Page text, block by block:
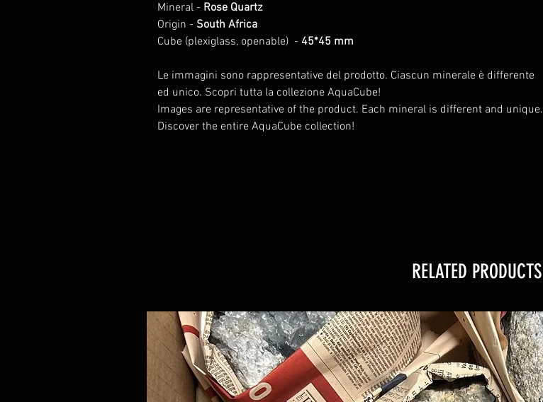
Mineral - Rose Quartz
Origin - South Africa
Cube (plexiglass, openable) - 45*45 mm
Le immagini sono rappresentative del prodotto. Ciascun minerale è differente
ed unico. Scopri tutta la collezione AquaCube!
Images are representative of the product. Each mineral is different and unique.
Discover the entire AquaCube collection!
RELATED PRODUCTS